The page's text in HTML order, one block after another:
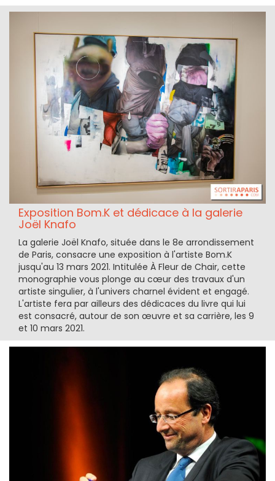
Exposition Bom.K et dédicace à la galerie
Joël Knafo
La galerie Joël Knafo, située dans le 8e arrondissement
de Paris, consacre une exposition à l'artiste Bom.K
jusqu'au 13 mars 2021. Intitulée À Fleur de Chair, cette
monographie vous plonge au cœur des travaux d'un
artiste singulier, à l'univers charnel évident et engagé.
L'artiste fera par ailleurs des dédicaces du livre qui lui
est consacré, autour de son œuvre et sa carrière, les 9
et 10 mars 2021.